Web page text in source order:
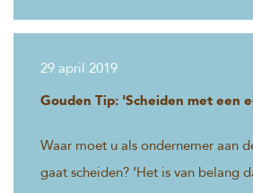
29 april 2019
Gouden Tip: 'Scheiden met een
Waar moet u als ondernemer aan
gaat scheiden? ‘Het is van belang